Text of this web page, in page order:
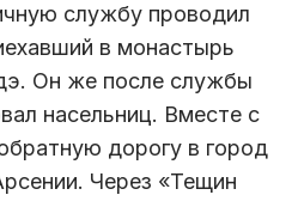
службу проводил
в монастырь
Он же после службы
насельниц. Вместе с
дорогу в город
Через «Тещин